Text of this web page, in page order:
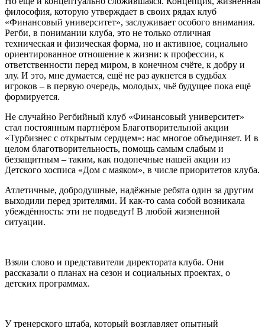
философия, которую утверждает в своих рядах клуб
«Финансовый университет», заслуживает особого внимания.
Регби, в понимании клуба, это не только отличная
техническая и физическая форма, но и активное, социально
ориентированное отношение к жизни: к профессии, к
ответственности перед миром, в конечном счёте, к добру и
злу. И это, мне думается, ещё не раз аукнется в судьбах
игроков – в первую очередь, молодых, чьё будущее пока ещё
формируется.
Не случайно Регбийный клуб «Финансовый университет»
стал постоянным партнёром Благотворительной акции
«Турбизнес с открытым сердцем»: нас многое объединяет. И в
целом благотворительность, помощь самым слабым и
беззащитным – таким, как подопечные нашей акции из
Детского хосписа «Дом с маяком», в числе приоритетов клуба.
Атлетичные, добродушные, надёжные ребята один за другим
выходили перед зрителями. И как-то сама собой возникала
убеждённость: эти не подведут! В любой жизненной
ситуации.
Взяли слово и представители директората клуба. Они
рассказали о планах на сезон и социальных проектах, о
детских программах.
У тренерского штаба, который возглавляет опытный